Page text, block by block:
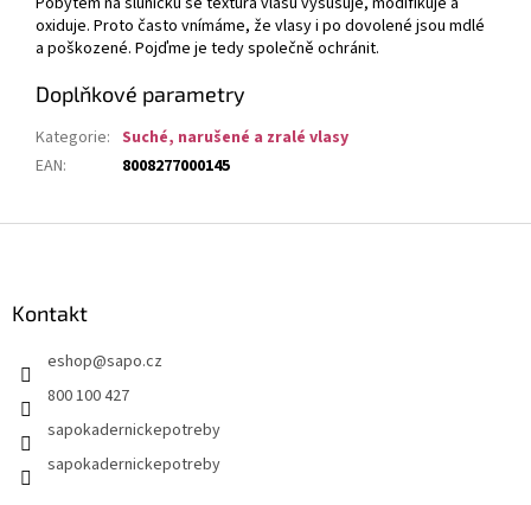
oxiduje. Proto často vnímáme, že vlasy i po dovolené jsou mdlé
a poškozené. Pojďme je tedy společně ochránit.
Doplňkové parametry
Kategorie: Suché, narušené a zralé vlasy
EAN: 8008277000145
Kontakt
eshop@sapo.cz
800 100 427
sapokadernickepotreby
sapokadernickepotreby